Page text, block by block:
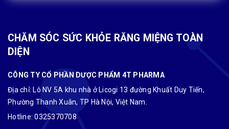
CHĂM SÓC SỨC KHỎE RĂNG MIỆNG TOÀN
DIỆN
CÔNG TY CỔ PHẦN DƯỢC PHẨM 4T PHARMA
Địa chỉ: Lô NV 5A khu nhà ở Licogi 13 đường Khuất Duy Tiến,
Phường Thanh Xuân, TP Hà Nội, Việt Nam.
Hotline:0325370708